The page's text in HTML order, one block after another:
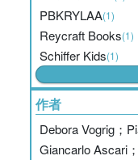
PBKRYLAA(1)
Reycraft Books(1)
Schiffer Kids(1)
作者
Debora Vogrig；
Giancarlo Ascari